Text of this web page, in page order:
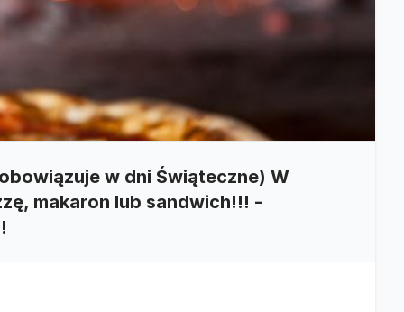
obowiązuje w dni Świąteczne) W
makaron lub sandwich!!! -